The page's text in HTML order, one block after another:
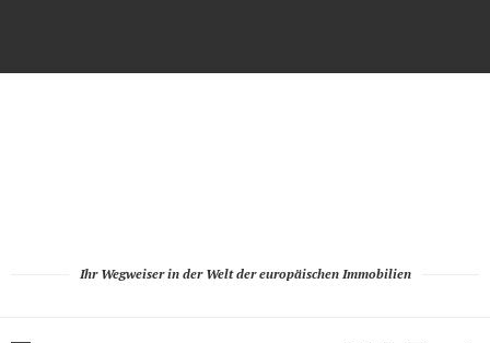
Ihr Wegweiser in der Welt der europäischen Immobilien